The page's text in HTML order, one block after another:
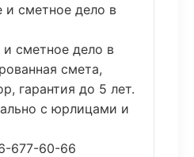
и сметное дело в
и сметное дело в
смета,
гарантия до 5 лет.
с юрлицами и
677-60-66